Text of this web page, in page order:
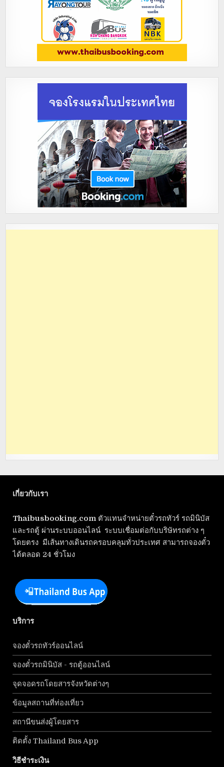
เกี่ยวกับเรา
Thaibusbooking.com ตัวแทนจำหน่ายตั๋วรถทัวร์ รถมินิบัส
และรถตู้ ผ่านระบบออนไลน์ ระบบเชื่อมต่อกับบริษัทรถต่าง ๆ
โดยตรง มีเส้นทางเดินรถครอบคลุมทั่วประเทศ สามารถจองตั๋ว
ได้ตลอด 24 ชั่วโมง
บริการ
จองตั๋วรถทัวร์ออนไลน์
จองตั๋วรถมินิบัส - รถตู้ออนไลน์
จุดจอดรถโดยสารจังหวัดต่างๆ
ข้อมูลสถานที่ท่องเที่ยว
สถานีขนส่งผู้โดยสาร
ติดตั้ง Thailand Bus App
วิธีชำระเงิน